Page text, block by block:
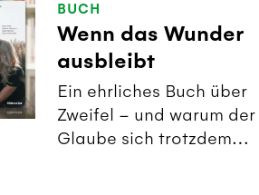
BUCH
Wenn das Wunder
ausbleibt
Ein ehrliches Buch über
Zweifel – und warum der
Glaube sich trotzdem